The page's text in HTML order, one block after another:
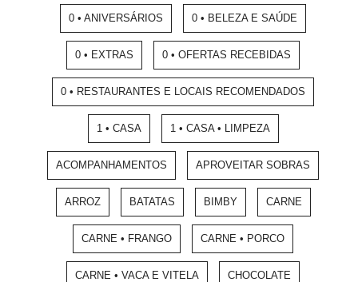
0 • ANIVERSÁRIOS 0 • BELEZA E SAÚDE
0 • EXTRAS 0 • OFERTAS RECEBIDAS
0 • RESTAURANTES E LOCAIS RECOMENDADOS
1 • CASA 1 • CASA • LIMPEZA
ACOMPANHAMENTOS APROVEITAR SOBRAS
ARROZ BATATAS BIMBY CARNE
CARNE • FRANGO CARNE • PORCO
CARNE • VACA E VITELA CHOCOLATE